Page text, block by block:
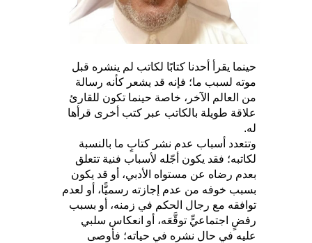
حينما يقرأ أحدنا كتابًا لكاتب لم ينشره قبل
موته لسبب ما؛ فإنه قد يشعر كأنه رسالة
من العالم الآخر، خاصة حينما تكون للقارئ
علاقة طويلة بالكاتب عبر كتب أخرى قرأها
له.
وتتعدد أسباب عدم نشر كتابٍ ما بالنسبة
لكاتبه؛ فقد يكون أجّله لأسباب فنية تتعلق
بعدم رضاه عن مستواه الأدبي، أو قد يكون
بسبب خوفه من عدم إجازته رسميًّا، أو لعدم
توافقه مع رجال الحكم في زمنه، أو بسبب
رفضٍ اجتماعيٍّ توقَّعَه، أو انعكاس سلبي
عليه في حال نشره في حياته؛ فأوصى